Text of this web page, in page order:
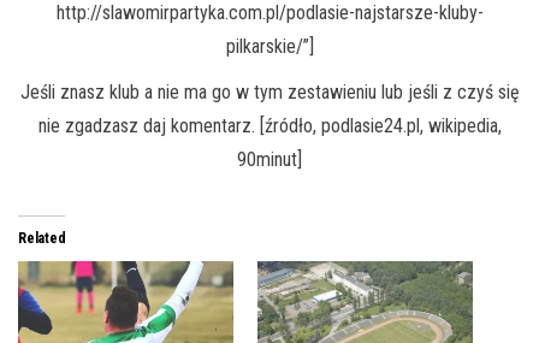
http://slawomirpartyka.com.pl/podlasie-najstarsze-kluby-
pilkarskie/”]
Jeśli znasz klub a nie ma go w tym zestawieniu lub jeśli z czyś się
nie zgadzasz daj komentarz. [źródło, podlasie24.pl, wikipedia,
90minut]
Related